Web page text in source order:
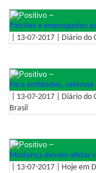
–
Patrões e empregados
| 13-07-2017 | Diário do
–
Para entidades,
| 13-07-2017 | Diário do
Brasil
–
Mudança devem afetar
| 13-07-2017 | Hoje em